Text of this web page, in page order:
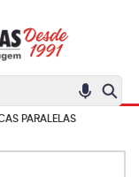
PARALELAS